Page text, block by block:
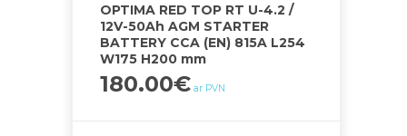
OPTIMA RED TOP RT U-4.2 /
12V-50Ah AGM STARTER
BATTERY CCA (EN) 815A L254
W175 H200 mm
180.00€ ar PVN